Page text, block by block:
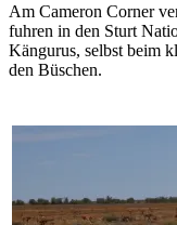
Am Cameron Corner
fuhren in den Sturt
Kängurus, selbst beim
den Büschen.